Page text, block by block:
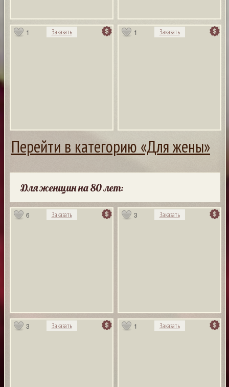
1 Заказать 1 Заказать
Перейти в категорию «Для жены»
Для женщин на 80 лет:
6 Заказать 3 Заказать
3 Заказать 1 Заказать